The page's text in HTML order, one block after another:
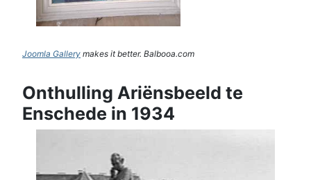
Joomla Gallery makes it better. Balbooa.com
Onthulling Ariënsbeeld te
Enschede in 1934